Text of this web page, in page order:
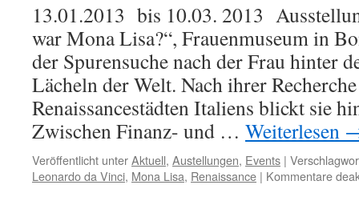
13.01.2013 bis 10.03. 2013
war Mona Lisa?“, Frauenmuseum in
der Spurensuche nach der Frau hinter
Lächeln der Welt. Nach ihrer
Renaissancestädten Italiens blickt sie
Zwischen Finanz- und … Weiterlesen
Veröffentlicht unterAktuell, Austellungen, Events |
Leonardo da Vinci, Mona Lisa, Renaissance | Kommentare